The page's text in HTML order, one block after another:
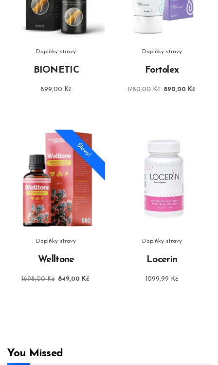
Doplňky stravy
BIONETIC
899,00 Kč
Doplňky stravy
Fortolex
1780,00Kč
Původní
890,00 Kč
Sleva!
Doplňky stravy
Welltone
1698,00Kč Původní
849,00 Kč
Doplňky stravy
Locerin
1099,99 Kč
You Missed